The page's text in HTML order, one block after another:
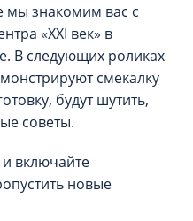
мы знакомим вас с
«XXI век» в
В следующих роликах
смекалку
будут шутить,
советы.
включайте
новые